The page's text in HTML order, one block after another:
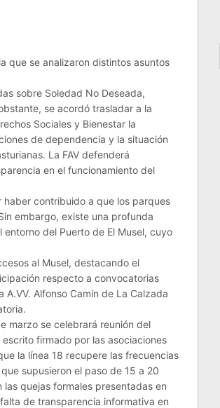
que se analizaron distintos asuntos
sobre Soledad No Deseada,
se acordó trasladar a la
Sociales y Bienestar la
de dependencia y la situación
La FAV defenderá
en el funcionamiento del
contribuido a que los parques
embargo, existe una profunda
del Puerto de El Musel, cuyo
al Musel, destacando el
respecto a convocatorias
Alfonso Camín de La Calzada
marzo se celebrará reunión del
firmado por las asociaciones
la línea 18 recupere las frecuencias
supusieron el paso de 15 a 20
quejas formales presentadas en
de transparencia informativa en